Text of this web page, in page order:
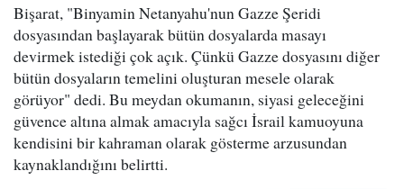
Bişarat, "Binyamin Netanyahu'nun Gazze Şeridi
dosyasından başlayarak bütün dosyalarda masayı
devirmek istediği çok açık. Çünkü Gazze dosyasını diğer
bütün dosyaların temelini oluşturan mesele olarak
görüyor" dedi. Bu meydan okumanın, siyasi geleceğini
güvence altına almak amacıyla sağcı İsrail kamuoyuna
kendisini bir kahraman olarak gösterme arzusundan
kaynaklandığını belirtti.